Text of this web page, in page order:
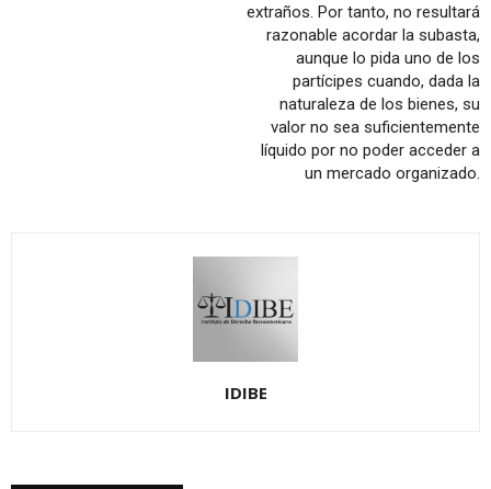
extraños. Por tanto, no resultará
razonable acordar la subasta,
aunque lo pida uno de los
partícipes cuando, dada la
naturaleza de los bienes, su
valor no sea suficientemente
líquido por no poder acceder a
un mercado organizado.
IDIBE